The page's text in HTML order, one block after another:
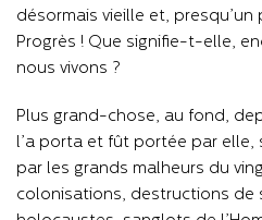
désormais vieille et,
Progrès ! Que signifie-t-elle,
nous vivons ?
Plus grand-chose, au fond,
l’a porta et fût portée par elle,
par les grands malheurs du
colonisations, destructions de